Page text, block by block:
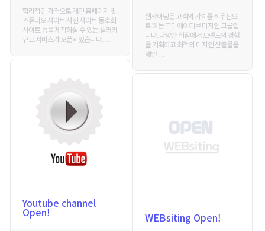
웹사이팅은 고객의 가치를 최우선으
로 하는 크리에이티브 디자인 그룹입
니다. 다양한 접점에서 브랜드의 경험
을 기획하고 최적의 디자인 산출물을
제안 . . .
합리적인 가격으로 개인 홈페이지 및
스튜디오 사이트 사진 사이트 동호회
사이트 등을 제작하실 수 있는 갤러리
큐브 서비스가 오픈되었습니다. . . .
Youtube channel
Open! WEBsiting Open!